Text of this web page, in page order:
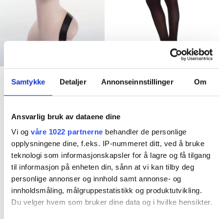
Samtykke Detaljer Annonseinnstillinger Om
Ansvarlig bruk av dataene dine
Vi og våre 1022 partnerne behandler de personlige
opplysningene dine, f.eks. IP-nummeret ditt, ved å bruke
teknologi som informasjonskapsler for å lagre og få tilgang
til informasjon på enheten din, sånn at vi kan tilby deg
personlige annonser og innhold samt annonse- og
innholdsmåling, målgruppestatistikk og produktutvikling.
Du velger hvem som bruker dine data og i hvilke hensikter.
av erfaring visste jeg at det IKKE ville gå rundt økonomisk ,
med å produsere alt selv til privatkunder. Det ligger mye
jobb bak et klesplagg
Så da endte det med at jeg
valgte å ta inn klesmerker som jeg selv elsker og har selv
handlet i storbyene. Fredrikstad er jo en liten storby (i følge
vintageinspirert klesbutikk som de andre kule byene har?
Resten er historie og i dag er Emm K. en liten bedrift
vil by på! Takk til dere alle, love you all
Accessories
kr349,00
Kjøp nå!
Accessories
Kjøp nå!
Dette
produktet
har
flere
varianter.
kan
XS S M L
Clear